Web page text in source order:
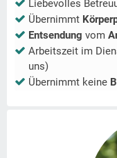
Liebevolles
Übernimmt
Entsendung vom
Arbeitszeit im
uns)
Übernimmt keine